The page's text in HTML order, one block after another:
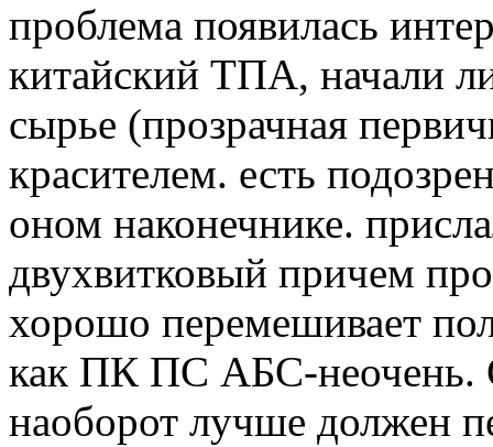
проблема появилась
китайский ТПА, начали
сырье (прозрачная
красителем. есть
оном наконечнике.
двухвитковый причем
хорошо перемешивает
как ПК ПС АБС-неочень.
наоборот лучше должен